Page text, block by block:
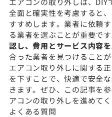
全面と確実性を考慮すると
すすめします。業者に依頼
る業者を選ぶことが重要です
認し、費用とサービス内容
合った業者を見つけることが
エアコン取り外しに関する
を下すことで、快適で安全
きます。ぜひ、この記事を
アコンの取り外しを進めてく
よくある質問